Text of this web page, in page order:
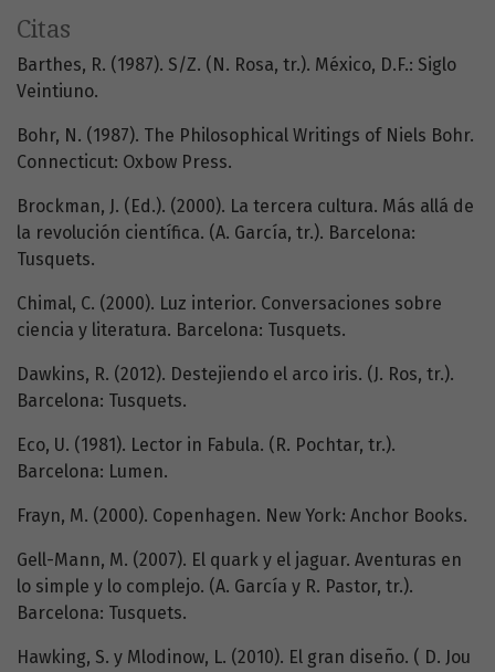
Citas
Barthes, R. (1987). S/Z. (N. Rosa, tr.). México, D.F.: Siglo
Veintiuno.
Bohr, N. (1987). The Philosophical Writings of Niels Bohr.
Connecticut: Oxbow Press.
Brockman, J. (Ed.). (2000). La tercera cultura. Más allá de
la revolución científica. (A. García, tr.). Barcelona:
Tusquets.
Chimal, C. (2000). Luz interior. Conversaciones sobre
ciencia y literatura. Barcelona: Tusquets.
Dawkins, R. (2012). Destejiendo el arco iris. (J. Ros, tr.).
Barcelona: Tusquets.
Eco, U. (1981). Lector in Fabula. (R. Pochtar, tr.).
Barcelona: Lumen.
Frayn, M. (2000). Copenhagen. New York: Anchor Books.
Gell-Mann, M. (2007). El quark y el jaguar. Aventuras en
lo simple y lo complejo. (A. García y R. Pastor, tr.).
Barcelona: Tusquets.
Hawking, S. y Mlodinow, L. (2010). El gran diseño. ( D. Jou